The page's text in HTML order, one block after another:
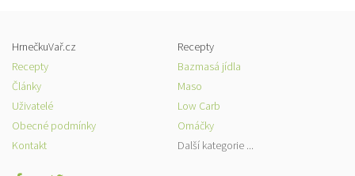
HrnečkuVař.cz
Recepty
Články
Uživatelé
Obecné podmínky
Kontakt
Recepty
Bazmasá jídla
Maso
Low Carb
Omáčky
Další kategorie ...